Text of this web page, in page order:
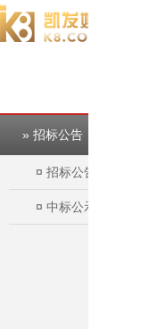
» 招标公告
¤ 招标公告
¤ 中标公示